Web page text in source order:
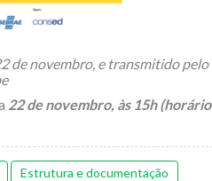
de novembro, e transmitido pelo
22 de novembro, às 15h (horário
Estrutura e documentação